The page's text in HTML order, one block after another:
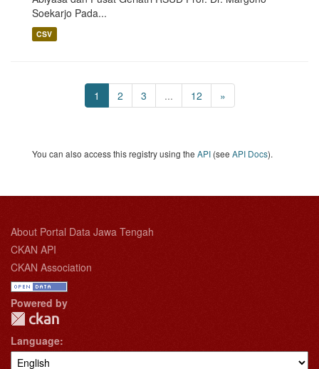
Soekarjo Pada...
CSV
1 2 3 ... 12 »
You can also access this registry using the API (see API Docs).
About Portal Data Jawa Tengah
CKAN API
CKAN Association
Powered by
Language